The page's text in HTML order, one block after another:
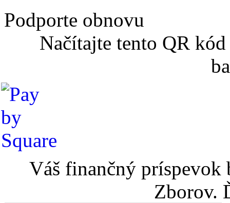
Podporte obnovu
Načítajte tento QR
Váš finančný príspevok
Zborov.